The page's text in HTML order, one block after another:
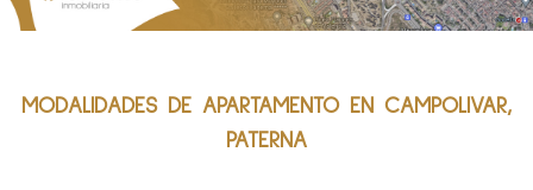
MODALIDADES DE APARTAMENTO EN CAMPOLIVAR,
PATERNA